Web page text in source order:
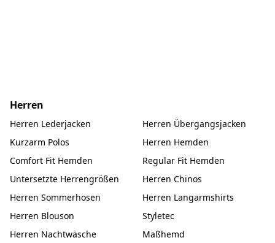
Herren
Herren Lederjacken
Herren Übergangsjacken
Kurzarm Polos
Herren Hemden
Comfort Fit Hemden
Regular Fit Hemden
Untersetzte Herrengrößen
Herren Chinos
Herren Sommerhosen
Herren Langarmshirts
Herren Blouson
Styletec
Herren Nachtwäsche
Maßhemd